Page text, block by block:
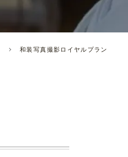
和装写真撮影ロイヤルプラン